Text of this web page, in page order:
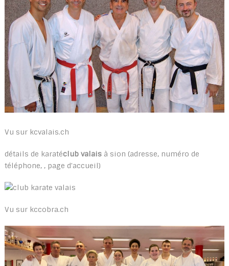
Vu sur kcvalais.ch
détails de karatéclub valaisà sion (adresse, numéro de
téléphone, , page d'accueil)
Vu sur kccobra.ch